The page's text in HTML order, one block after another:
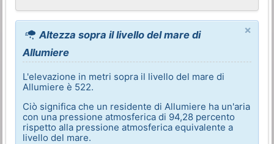
×
Altezza sopra il livello del mare di
Allumiere
L'elevazione in metri sopra il livello del mare di
Allumiere è 522.
Ciò significa che un residente di Allumiere ha un'aria
con una pressione atmosferica di 94,28 percento
rispetto alla pressione atmosferica equivalente a
livello del mare.